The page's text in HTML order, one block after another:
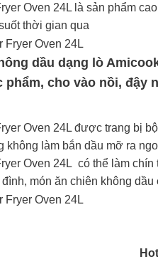
Oven 24L là sản phẩm
thời gian qua
dầu dạng lò
cho vào nồi, đậy
Oven 24L được trang bị
làm bắn dầu mỡ ra
Oven 24L có thể làm
món ăn chiên không